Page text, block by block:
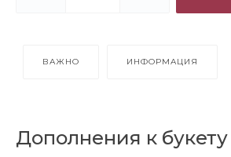
ВАЖНО ИНФОРМАЦИЯ
Дополнения к букету